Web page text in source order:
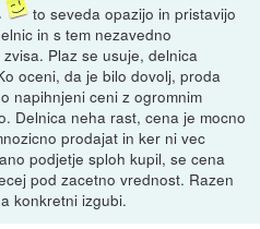
to seveda opazijo in pristavijo
in s tem nezavedno
Plaz se usuje, delnica
oceni, da je bilo dovolj, proda
napihnjeni ceni z ogromnim
Delnica neha rast, cena je mocno
prodajat in ker ni vec
podjetje sploh kupil, se cena
pod zacetno vrednost. Razen
konkretni izgubi.